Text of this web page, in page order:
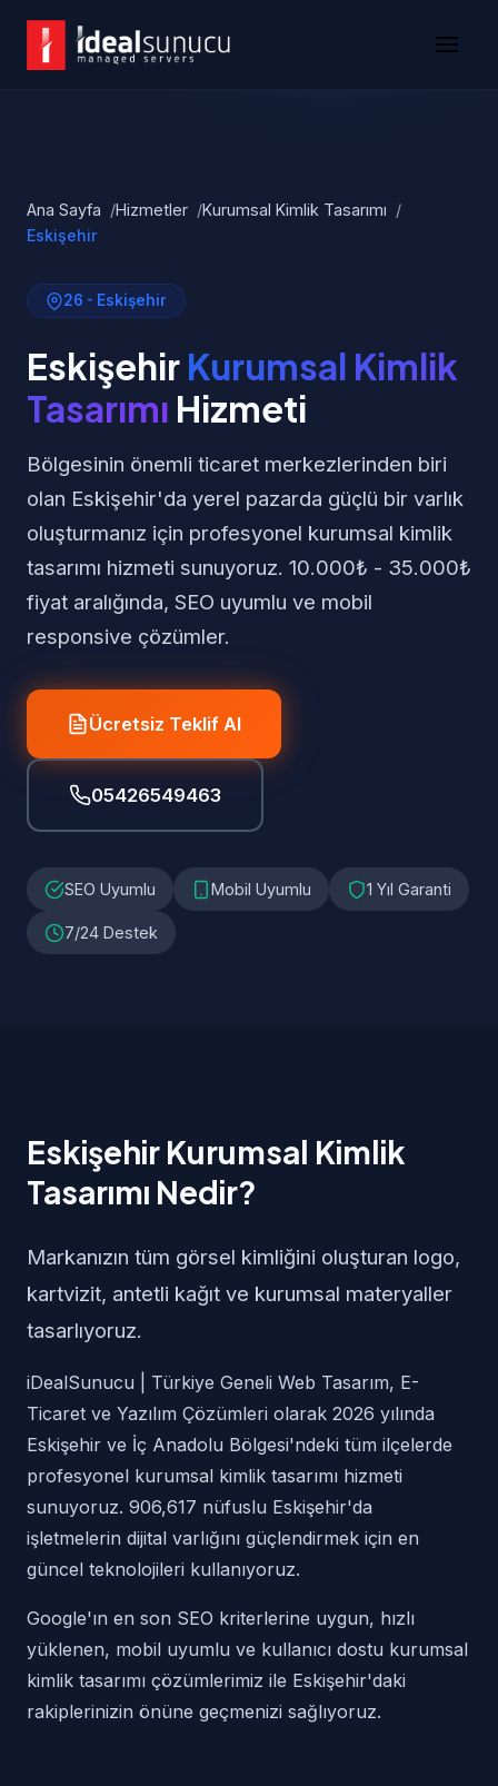
Ana Sayfa Hizmetler
Kurumsal Kimlik Tasarımı
Eskişehir
26 - Eskişehir
Eskişehir Kurumsal Kimlik
Tasarımı Hizmeti
Bölgesinin önemli ticaret merkezlerinden biri
olan Eskişehir'da yerel pazarda güçlü bir varlık
oluşturmanız için profesyonel kurumsal kimlik
tasarımı hizmeti sunuyoruz. 10.000₺ - 35.000₺
fiyat aralığında, SEO uyumlu ve mobil
responsive çözümler.
Ücretsiz Teklif Al
05426549463
SEO Uyumlu Mobil Uyumlu 1 Yıl Garanti
7/24 Destek
Eskişehir Kurumsal Kimlik
Tasarımı Nedir?
Markanızın tüm görsel kimliğini oluşturan logo,
kartvizit, antetli kağıt ve kurumsal materyaller
tasarlıyoruz.
iDealSunucu | Türkiye Geneli Web Tasarım, E-
Ticaret ve Yazılım Çözümleri olarak 2026 yılında
Eskişehir ve İç Anadolu Bölgesi'ndeki tüm ilçelerde
profesyonel kurumsal kimlik tasarımı hizmeti
sunuyoruz. 906,617 nüfuslu Eskişehir'da
işletmelerin dijital varlığını güçlendirmek için en
güncel teknolojileri kullanıyoruz.
Google'ın en son SEO kriterlerine uygun, hızlı
yüklenen, mobil uyumlu ve kullanıcı dostu kurumsal
kimlik tasarımı çözümlerimiz ile Eskişehir'daki
rakiplerinizin önüne geçmenizi sağlıyoruz.